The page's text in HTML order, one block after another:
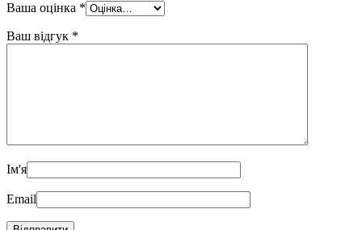
Ваша оцінка *
Ваш відгук *
Ім'я
Email